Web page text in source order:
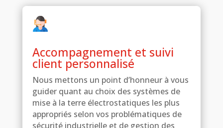
Accompagnement et suivi
client personnalisé
Nous mettons un point d’honneur à vous
guider quant au choix des systèmes de
mise à la terre électrostatiques les plus
appropriés selon vos problématiques de
sécurité industrielle et de gestion des